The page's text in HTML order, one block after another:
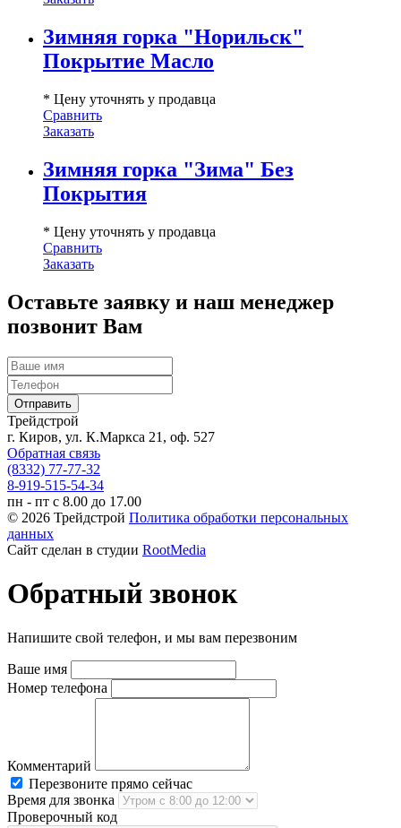
Зимняя горка "Норильск"
Покрытие Масло
* Цену уточнять у продавца
Сравнить
Заказать
Зимняя горка "Зима" Без
Покрытия
* Цену уточнять у продавца
Сравнить
Заказать
Оставьте заявку и наш менеджер
позвонит Вам
Трейдстрой
г. Киров, ул. К.Маркса 21, оф. 527
Обратная связь
(8332) 77-77-32
8-919-515-54-34
пн - пт с 8.00 до 17.00
© 2026 Трейдстрой Политика обработки персональных
данных
Сайт сделан в студии RootMedia
Обратный звонок
Напишите свой телефон, и мы вам перезвоним
Ваше имя
Номер телефона
Комментарий
Перезвоните прямо сейчас
Время для звонка
Проверочный код